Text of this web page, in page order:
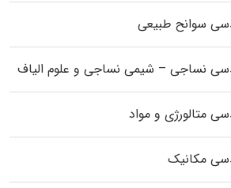
سوانح طبیعی
نساجی – شیمی نساجی و علوم الیاف
متالورژی و مواد
مکانیک